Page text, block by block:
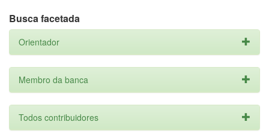
Busca facetada
Orientador
Membro da banca
Todos contribuidores